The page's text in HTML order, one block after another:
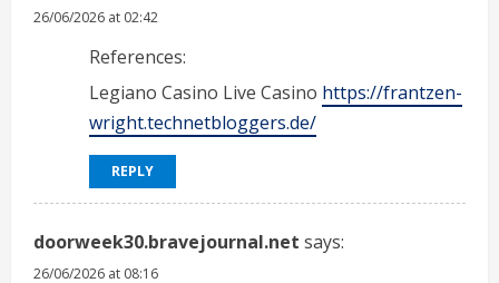
26/06/2026 at 02:42
References:
Legiano Casino Live Casino https://frantzen-
wright.technetbloggers.de/
REPLY
doorweek30.bravejournal.net says:
26/06/2026 at 08:16